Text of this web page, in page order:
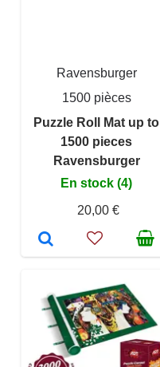
Ravensburger
1500 pièces
Puzzle Roll Mat up to
1500 pieces
Ravensburger
En stock (4)
20,00 €